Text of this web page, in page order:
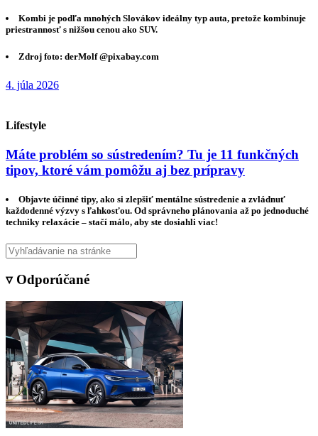
Kombi je podľa mnohých Slovákov ideálny typ auta, pretože kombinuje
priestrannosť s nižšou cenou ako SUV.
Zdroj foto: derMolf @pixabay.com
4. júla 2026
Lifestyle
Máte problém so sústredením? Tu je 11 funkčných
tipov, ktoré vám pomôžu aj bez prípravy
Objavte účinné tipy, ako si zlepšiť mentálne sústredenie a zvládnuť
každodenné výzvy s ľahkosťou. Od správneho plánovania až po jednoduché
techniky relaxácie – stačí málo, aby ste dosiahli viac!
▿ Odporúčané